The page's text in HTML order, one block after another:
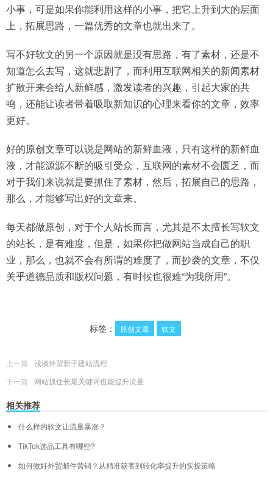
小事，可是如果你能利用这样的小事，把它上升到大的层面
上，拓展思路，一篇优秀的文章也就出来了。
写不好软文的另一个原因就是没有思路，有了素材，还是不
知道怎么去写，这就悲剧了，而利用互联网相关的新闻素材
扩散开来会给人新鲜感，激发读者的兴趣，引起大家的共
鸣，还能让读者带着吸取新知识的心理来看你的文章，效率
更好。
好的原创文章可以说是网站的新鲜血液，只有这样的新鲜血
液，才能源源不断的吸引受众，互联网的素材不会匮乏，而
对于我们来说就是要抓住了素材，然后，拓展自己的思路，
那么，才能够写出好的文章来。
每天都做原创，对于个人站长而言，尤其是不太擅长写软文
的站长，是有难度，但是，如果你把做网站当成自己的职
业，那么，也就不会有所谓的难度了，而抄袭的文章，不仅
关乎道德品质和版权问题，有时候也很难“为我所用”。
标签： 原创文章 软文
上一篇
浅谈外贸新手建站流程
下一篇
网站抓住长尾关键词也能提升流量
相关推荐
什么样的软文让流量暴涨？
TikTok选品工具有哪些?
如何做好外贸邮件营销？从精准获客到转化率提升的实操策略